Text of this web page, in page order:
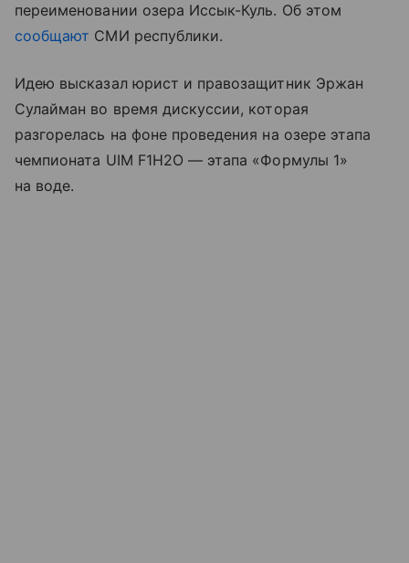
переименовании озера Иссык-Куль. Об этом
сообщают СМИ республики.
Идею высказал юрист и правозащитник Эржан
Сулайман во время дискуссии, которая
разгорелась на фоне проведения на озере этапа
чемпионата UIM F1H2O — этапа «Формулы 1»
на воде.